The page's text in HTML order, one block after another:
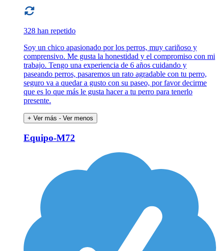
328 han repetido
Soy un chico apasionado por los perros, muy cariñoso y
comprensivo. Me gusta la honestidad y el compromiso con mi
trabajo. Tengo una experiencia de 6 años cuidando y
paseando perros, pasaremos un rato agradable con tu perro,
seguro va a quedar a gusto con su paseo, por favor decirme
que es lo que más le gusta hacer a tu perro para tenerlo
presente.
+ Ver más - Ver menos
Equipo-M72